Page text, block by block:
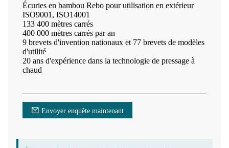
Écuries en bambou Rebo pour utilisation en extérieur
ISO9001, ISO14001
133 400 mètres carrés
400 000 mètres carrés par an
9 brevets d'invention nationaux et 77 brevets de modèles
d'utilité
20 ans d'expérience dans la technologie de pressage à
chaud
Envoyer enquête maintenant